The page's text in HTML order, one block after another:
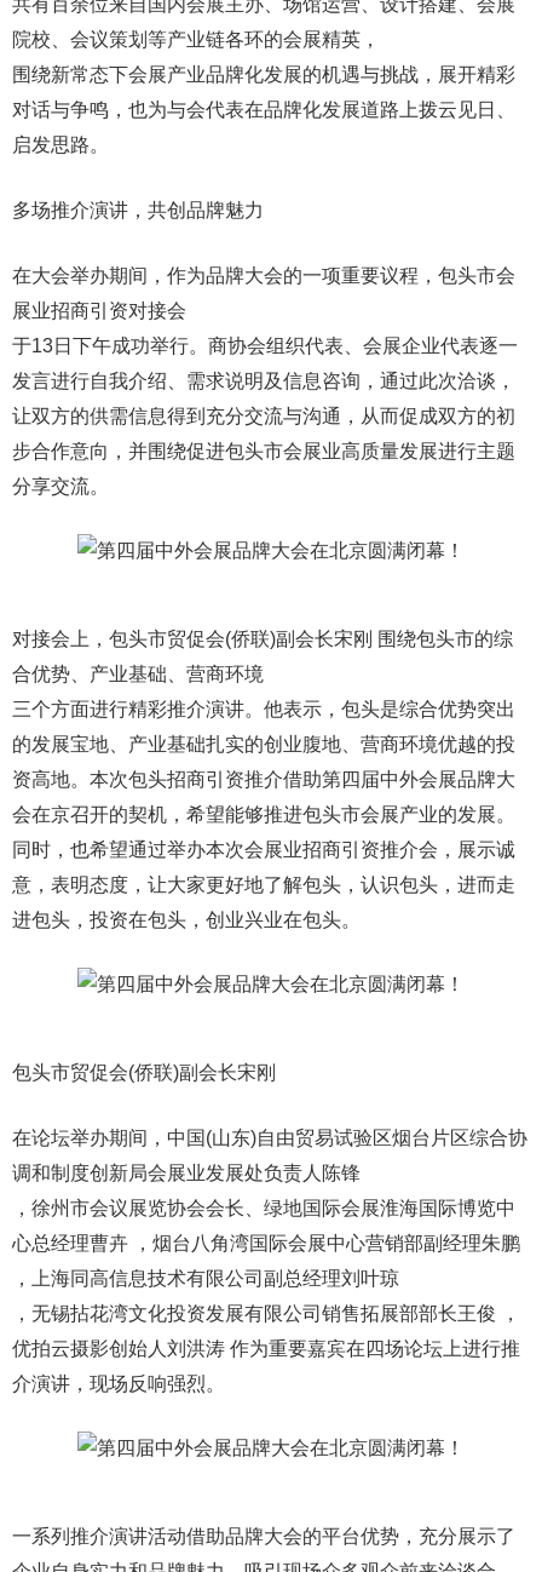
共有百余位来自国内会展主办、场馆运营、设计搭建、会展
院校、会议策划等产业链各环的会展精英，
围绕新常态下会展产业品牌化发展的机遇与挑战，展开精彩
对话与争鸣，也为与会代表在品牌化发展道路上拨云见日、
启发思路。
多场推介演讲，共创品牌魅力
在大会举办期间，作为品牌大会的一项重要议程，包头市会
展业招商引资对接会
于13日下午成功举行。商协会组织代表、会展企业代表逐一
发言进行自我介绍、需求说明及信息咨询，通过此次洽谈，
让双方的供需信息得到充分交流与沟通，从而促成双方的初
步合作意向，并围绕促进包头市会展业高质量发展进行主题
分享交流。
对接会上，包头市贸促会(侨联)副会长宋刚 围绕包头市的综
合优势、产业基础、营商环境
三个方面进行精彩推介演讲。他表示，包头是综合优势突出
的发展宝地、产业基础扎实的创业腹地、营商环境优越的投
资高地。本次包头招商引资推介借助第四届中外会展品牌大
会在京召开的契机，希望能够推进包头市会展产业的发展。
同时，也希望通过举办本次会展业招商引资推介会，展示诚
意，表明态度，让大家更好地了解包头，认识包头，进而走
进包头，投资在包头，创业兴业在包头。
包头市贸促会(侨联)副会长宋刚
在论坛举办期间，中国(山东)自由贸易试验区烟台片区综合协
调和制度创新局会展业发展处负责人陈锋
，徐州市会议展览协会会长、绿地国际会展淮海国际博览中
心总经理曹卉 ，烟台八角湾国际会展中心营销部副经理朱鹏
，上海同高信息技术有限公司副总经理刘叶琼
，无锡拈花湾文化投资发展有限公司销售拓展部部长王俊 ，
优拍云摄影创始人刘洪涛 作为重要嘉宾在四场论坛上进行推
介演讲，现场反响强烈。
一系列推介演讲活动借助品牌大会的平台优势，充分展示了